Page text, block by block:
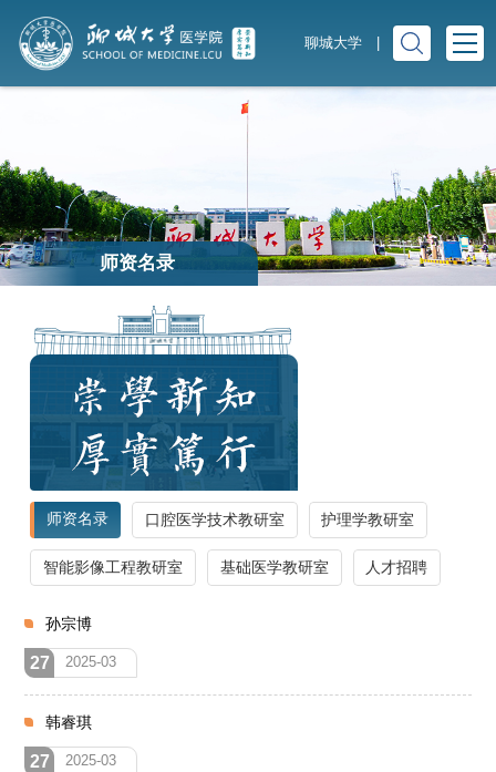
聊城大学
师资名录
师资名录 口腔医学技术教研室 护理学教研室
智能影像工程教研室 基础医学教研室 人才招聘
孙宗博
27 2025-03
韩睿琪
27 2025-03